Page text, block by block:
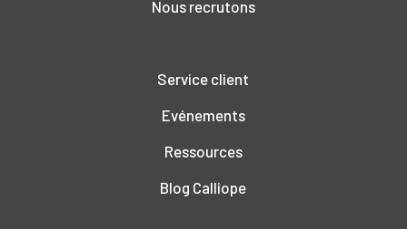
Nous recrutons
Service client
Evénements
Ressources
Blog Calliope